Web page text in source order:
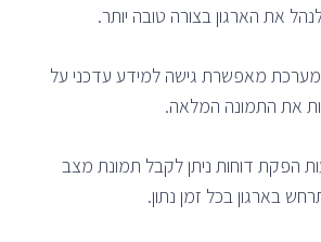
את הארגון בצורה טובה יותר.
מאפשרת גישה למידע עדכני על
את התמונה המלאה.
הפקת דוחות ניתן לקבל תמונת מצב
בארגון בכל זמן נתון.